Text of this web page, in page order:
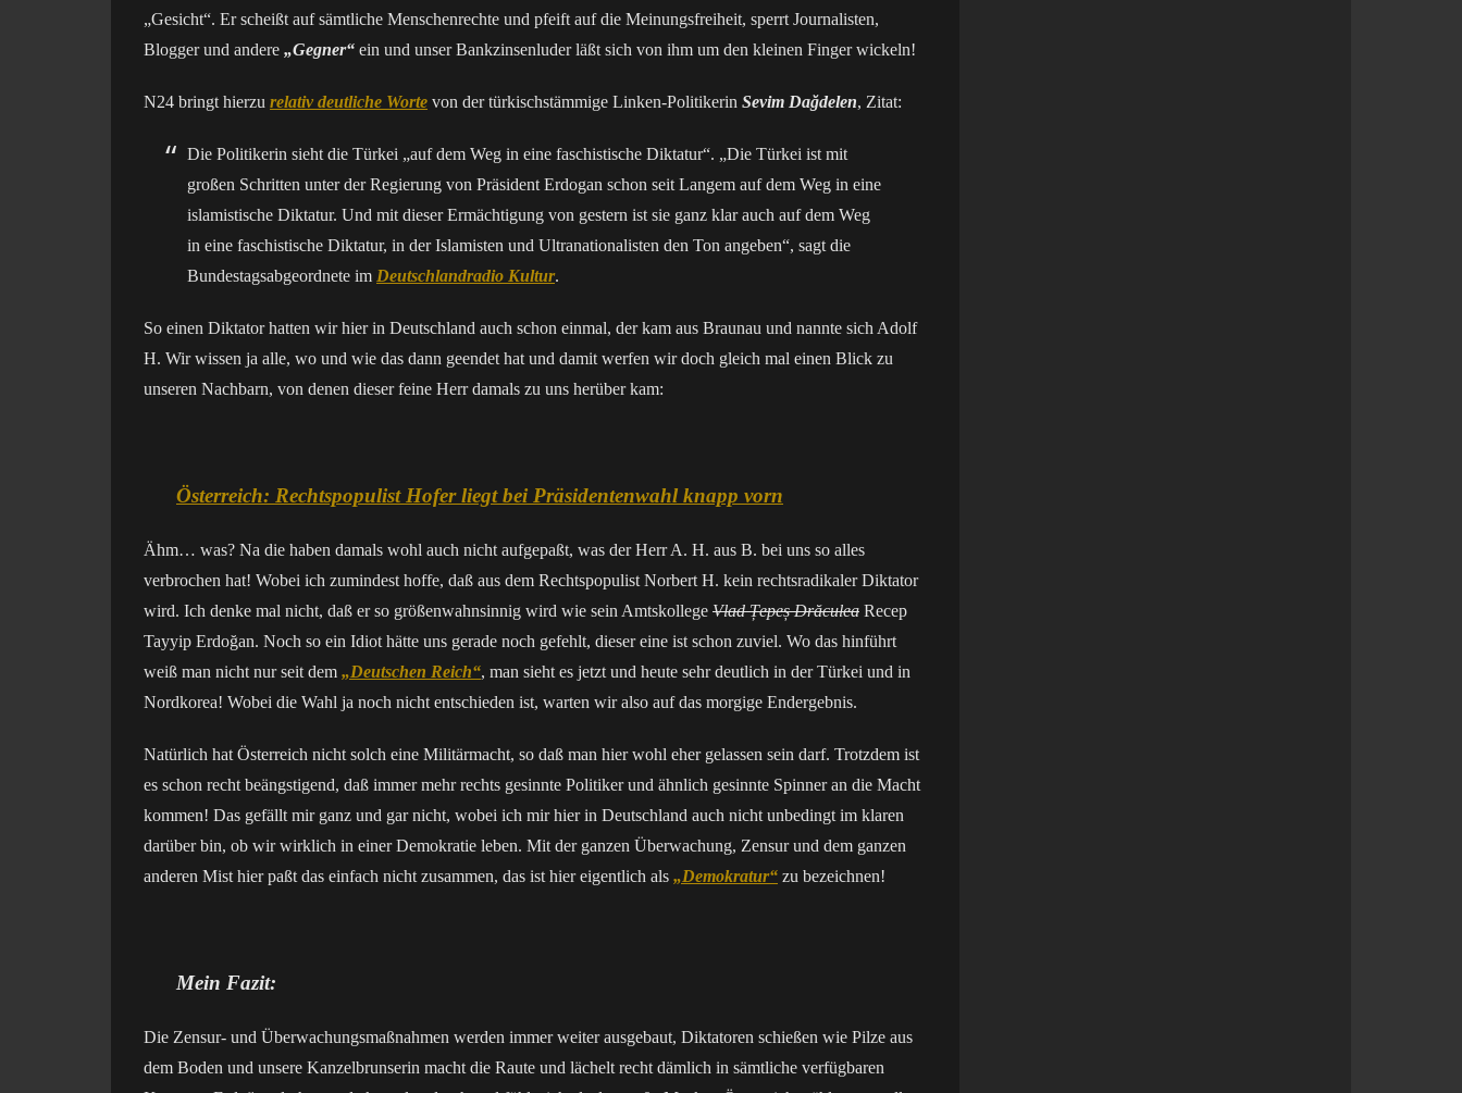
„Gesicht“. Er scheißt auf sämtliche Menschenrechte und pfeift auf die Meinungsfreiheit, sperrt Journalisten,
Blogger und andere „Gegner“ ein und unser Bankzinsenluder läßt sich von ihm um den kleinen Finger wickeln!
N24 bringt hierzu relativ deutliche Worte von der türkischstämmige Linken-Politikerin Sevim Dağdelen, Zitat:
Die Politikerin sieht die Türkei „auf dem Weg in eine faschistische Diktatur“. „Die Türkei ist mit
großen Schritten unter der Regierung von Präsident Erdogan schon seit Langem auf dem Weg in eine
islamistische Diktatur. Und mit dieser Ermächtigung von gestern ist sie ganz klar auch auf dem Weg
in eine faschistische Diktatur, in der Islamisten und Ultranationalisten den Ton angeben“, sagt die
Bundestagsabgeordnete im Deutschlandradio Kultur.
So einen Diktator hatten wir hier in Deutschland auch schon einmal, der kam aus Braunau und nannte sich Adolf
H. Wir wissen ja alle, wo und wie das dann geendet hat und damit werfen wir doch gleich mal einen Blick zu
unseren Nachbarn, von denen dieser feine Herr damals zu uns herüber kam:
Österreich: Rechtspopulist Hofer liegt bei Präsidentenwahl knapp vorn
Ähm… was? Na die haben damals wohl auch nicht aufgepaßt, was der Herr A. H. aus B. bei uns so alles
verbrochen hat! Wobei ich zumindest hoffe, daß aus dem Rechtspopulist Norbert H. kein rechtsradikaler Diktator
wird. Ich denke mal nicht, daß er so größenwahnsinnig wird wie sein Amtskollege Vlad Țepeș Drăculea Recep
Tayyip Erdoğan. Noch so ein Idiot hätte uns gerade noch gefehlt, dieser eine ist schon zuviel. Wo das hinführt
weiß man nicht nur seit dem „Deutschen Reich“, man sieht es jetzt und heute sehr deutlich in der Türkei und in
Nordkorea! Wobei die Wahl ja noch nicht entschieden ist, warten wir also auf das morgige Endergebnis.
Natürlich hat Österreich nicht solch eine Militärmacht, so daß man hier wohl eher gelassen sein darf. Trotzdem ist
es schon recht beängstigend, daß immer mehr rechts gesinnte Politiker und ähnlich gesinnte Spinner an die Macht
kommen! Das gefällt mir ganz und gar nicht, wobei ich mir hier in Deutschland auch nicht unbedingt im klaren
darüber bin, ob wir wirklich in einer Demokratie leben. Mit der ganzen Überwachung, Zensur und dem ganzen
anderen Mist hier paßt das einfach nicht zusammen, das ist hier eigentlich als „Demokratur“ zu bezeichnen!
Mein Fazit:
Die Zensur- und Überwachungsmaßnahmen werden immer weiter ausgebaut, Diktatoren schießen wie Pilze aus
dem Boden und unsere Kanzelbrunserin macht die Raute und lächelt recht dämlich in sämtliche verfügbaren